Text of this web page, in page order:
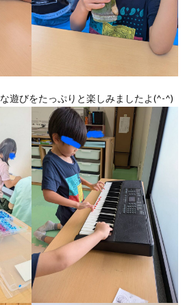
遊びをたっぷりと楽しみましたよ(^-^)